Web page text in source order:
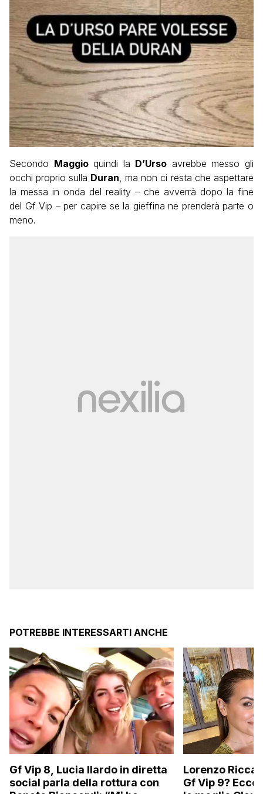
Secondo Maggioquindi la D’Ursoavrebbe messo gli
occhi proprio sulla Duran, ma non ci resta che aspettare
la messa in onda del reality – che avverrà dopo la fine
del Gf Vip – per capire se la gieffina ne prenderà parte o
meno.
POTREBBE INTERESSARTI ANCHE
Gf Vip 8, Lucia Ilardo in diretta
social parla della rottura con
Lorenzo
Gf Vip 9?